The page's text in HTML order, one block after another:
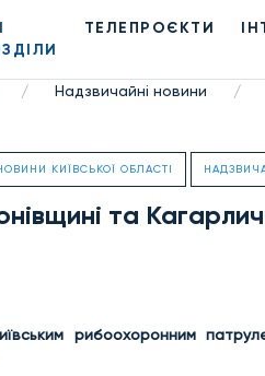
ТЕЛЕПРОЄКТИ
/ Надзвичайні новини /
КИЇВСЬКОЇ ОБЛАСТІ
та
рибоохоронним